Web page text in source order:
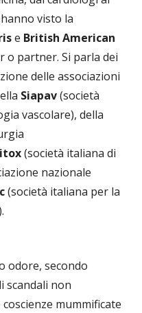
visto la
e British American
o partner. Si parla dei
delle associazioni
Siapav(società
vascolare), della
(società italiana di
nazionale
(società italiana per la
odore, secondo
scandali non
mummificate